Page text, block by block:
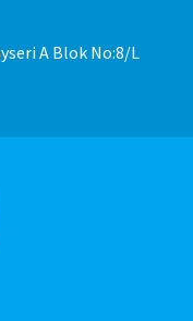
A Blok No:8/L